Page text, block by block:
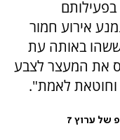
אירוע חמור
ששהו באותה עת
את המעצר לצבע
לאמת".
של ערוץ 7